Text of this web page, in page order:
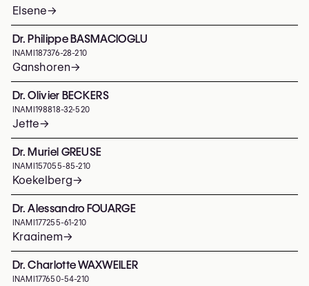
Elsene→
Dr. Philippe BASMACIOGLU
INAMI 187376-28-210
Ganshoren→
Dr. Olivier BECKERS
INAMI 198818-32-520
Jette→
Dr. Muriel GREUSE
INAMI 157055-85-210
Koekelberg→
Dr. Alessandro FOUARGE
INAMI 177255-61-210
Kraainem→
Dr. Charlotte WAXWEILER
INAMI 177650-54-210